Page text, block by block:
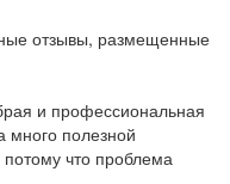
отзывы, размещенные
и профессиональная
много полезной
что проблема